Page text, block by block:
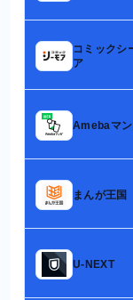
コミックシ
ア
Amebaマ
まんが王国
U-NEXT